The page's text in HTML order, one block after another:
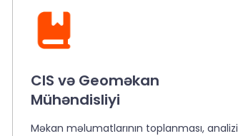
CIS və Geoməkan
Mühəndisliyi
Məkan məlumatlarının toplanması, analizi